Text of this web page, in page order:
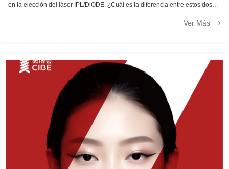
en la elección del láser IPL/DlODE. ¿Cuál es la diferencia entre estos dos
Ver Más